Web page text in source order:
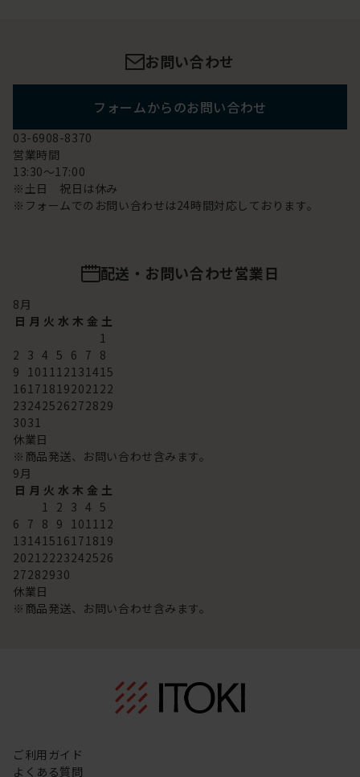
お問い合わせ
フォームからのお問い合わせ
03-6908-8370
営業時間
13:30～17:00
※土日 祝日は休み
※フォームでのお問い合わせは24時間対応しております。
配送・お問い合わせ営業日
8月
日 月 火 水 木 金 土
1
2 3 4 5 6 7 8
9 101112131415
16171819202122
23242526272829
3031
休業日
※商品発送、お問い合わせ含みます。
9月
日 月 火 水 木 金 土
1 2 3 4 5
6 7 8 9 101112
13141516171819
20212223242526
27282930
休業日
※商品発送、お問い合わせ含みます。
ご利用ガイド
よくある質問